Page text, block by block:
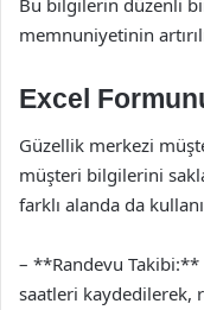
memnuniyetinin
Excel
Güzellik merkezi
müşteri bilgilerini
farklı alanda da
– **Randevu
saatleri kaydedilerek,